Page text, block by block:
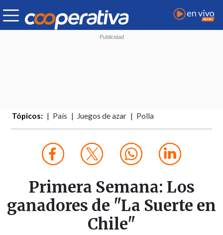
Tópicos: País Juegos de azar Polla
Primera Semana: Los
ganadores de "La Suerte en
Chile"